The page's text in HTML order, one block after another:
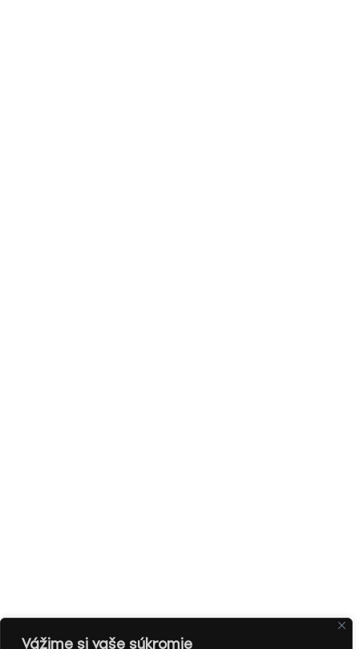
Vážime si vaše súkromie